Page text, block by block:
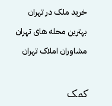
خرید ملک در تهران
بهترین محله های تهران
مشاوران املاک تهران
کمک